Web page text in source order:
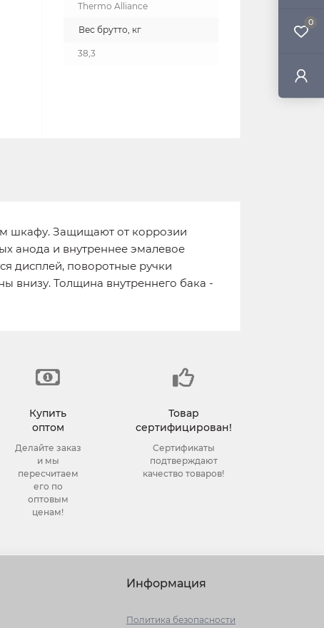
0
Thermo Alliance
Вес брутто, кг
38,3
шкафу. Защищают от коррозии
анода и внутреннее эмалевое
дисплей, поворотные ручки
внизу. Толщина внутреннего бака -
Купить
оптом
Делайте заказ
и мы
пересчитаем
его по
оптовым
ценам!
Товар
сертифицирован!
Сертификаты
подтверждают
качество товаров!
Информация
Политика безопасности